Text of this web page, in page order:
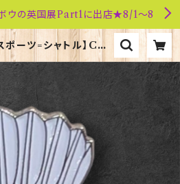
ウの英国展Part1に出店★8/1～8
ポーツ=シャトル】Cad
リティッシュ・ライフ